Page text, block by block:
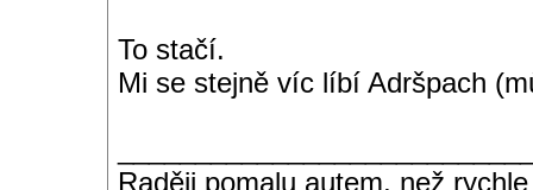
To stačí.
Mi se stejně víc líbí Adršpach
Raději pomalu autem, než